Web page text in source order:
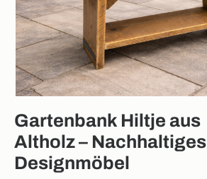
Gartenbank Hiltje aus
Altholz – Nachhaltiges
Designmöbel